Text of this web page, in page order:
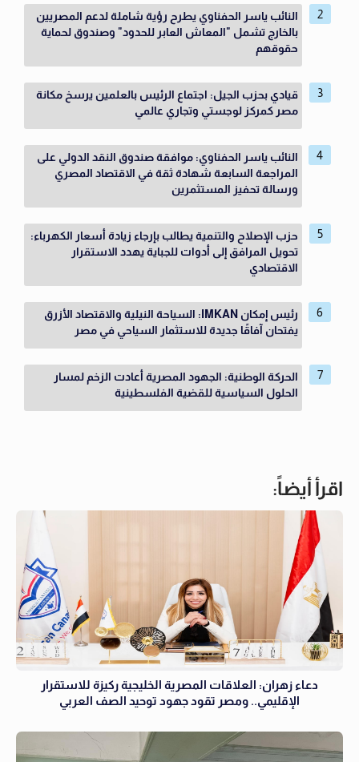
النائب ياسر الحفناوي يطرح رؤية شاملة لدعم المصريين
بالخارج تشمل "المعاش العابر للحدود" وصندوق لحماية
حقوقهم
قيادي بحزب الجيل: اجتماع الرئيس بالعلمين يرسخ مكانة
مصر كمركز لوجستي وتجاري عالمي
النائب ياسر الحفناوي: موافقة صندوق النقد الدولي على
المراجعة السابعة شهادة ثقة في الاقتصاد المصري
ورسالة تحفيز المستثمرين
حزب الإصلاح والتنمية يطالب بإرجاء زيادة أسعار الكهرباء:
تحويل المرافق إلى أدوات للجباية يهدد الاستقرار
الاقتصادي
رئيس إمكان IMKAN: السياحة النيلية والاقتصاد الأزرق
يفتحان آفاقًا جديدة للاستثمار السياحي في مصر
الحركة الوطنية: الجهود المصرية أعادت الزخم لمسار
الحلول السياسية للقضية الفلسطينية
اقرأ أيضاً:
دعاء زهران: العلاقات المصرية الخليجية ركيزة للاستقرار
الإقليمي.. ومصر تقود جهود توحيد الصف العربي